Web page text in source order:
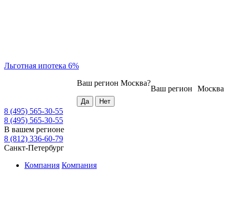
Льготная ипотека 6%
Москва
Ваш регион
Ваш регион Москва?
8 (495) 565-30-55
8 (495) 565-30-55
В вашем регионе
8 (812) 336-60-79
Санкт-Петербург
Компания Компания